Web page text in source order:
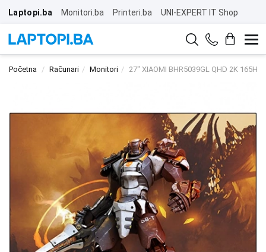
Laptopi.ba Monitori.ba Printeri.ba UNI-EXPERT IT Shop
Početna Računari Monitori 27" XIAOMI BHR5039GL QHD 2K 165Hz